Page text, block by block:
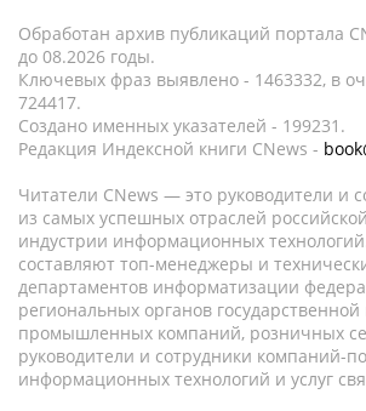
Обработан архив публикаций портала
до 08.2026 годы.
Ключевых фраз выявлено - 1463332, в
724417.
Создано именных указателей - 199231.
Редакция Индексной книги CNews -
Читатели CNews — это руководители и
из самых успешных отраслей
индустрии информационных
составляют топ-менеджеры и
департаментов информатизации
региональных органов государственной
промышленных компаний, розничных
руководители и сотрудники компаний-
информационных технологий и услуг